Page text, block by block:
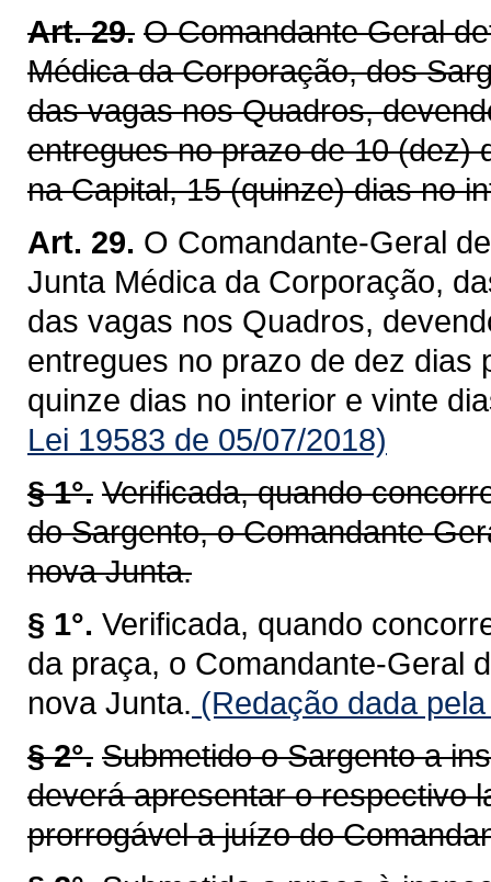
Art. 29. O Comandante Geral
Médica da Corporação, dos
das vagas nos Quadros,
entregues no prazo de 10 (dez)
na Capital, 15 (quinze) dias no
Art. 29. O Comandante-Geral
Junta Médica da Corporação,
das vagas nos Quadros,
entregues no prazo de dez dias
quinze dias no interior e vinte
Lei 19583 de 05/07/2018)
§ 1°. Verificada, quando
do Sargento, o Comandante
nova Junta.
§ 1°. Verificada, quando
da praça, o Comandante-Geral
nova Junta. (Redação dada
§ 2°. Submetido o Sargento a
deverá apresentar o respectivo
prorrogável a juízo do